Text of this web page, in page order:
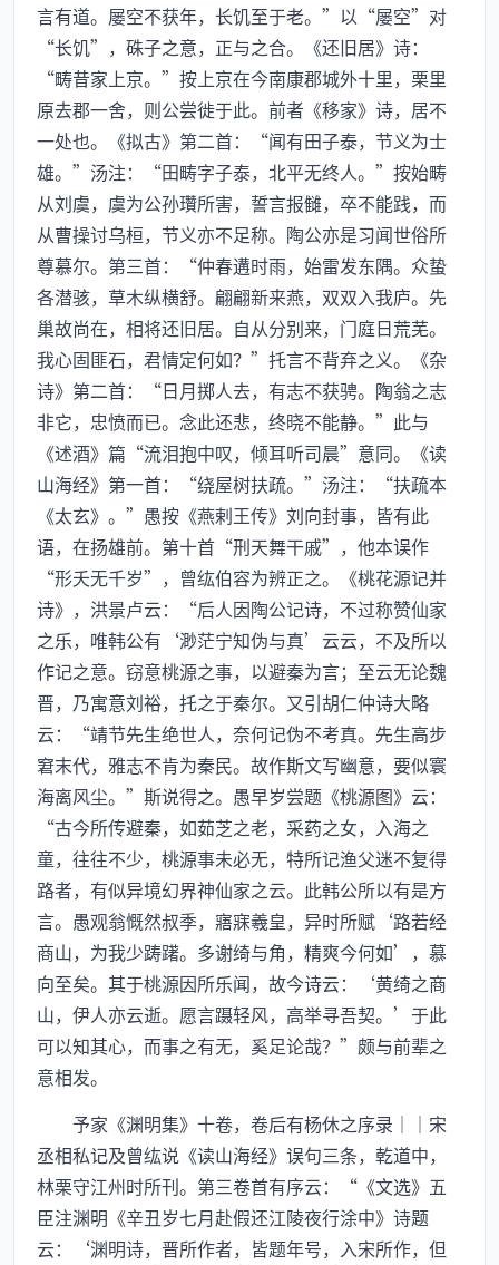
言有道。屡空不获年，长饥至于老。”以“屡空”对
“长饥”，硃子之意，正与之合。《还旧居》诗：
“畴昔家上京。”按上京在今南康郡城外十里，栗里
原去郡一舍，则公尝徙于此。前者《移家》诗，居不
一处也。《拟古》第二首：“闻有田子泰，节义为士
雄。”汤注：“田畴字子泰，北平无终人。”按始畴
从刘虞，虞为公孙瓚所害，誓言报雠，卒不能践，而
从曹操讨乌桓，节义亦不足称。陶公亦是习闻世俗所
尊慕尔。第三首：“仲春遘时雨，始雷发东隅。众蛰
各潜骇，草木纵横舒。翩翩新来燕，双双入我庐。先
巢故尚在，相将还旧居。自从分别来，门庭日荒芜。
我心固匪石，君情定何如？”托言不背弃之义。《杂
诗》第二首：“日月掷人去，有志不获骋。陶翁之志
非它，忠愤而已。念此还悲，终晓不能静。”此与
《述酒》篇“流泪抱中叹，倾耳听司晨”意同。《读
山海经》第一首：“绕屋树扶疏。”汤注：“扶疏本
《太玄》。”愚按《燕剌王传》刘向封事，皆有此
语，在扬雄前。第十首“刑天舞干戚”，他本误作
“形夭无千岁”，曾纮伯容为辨正之。《桃花源记并
诗》，洪景卢云：“后人因陶公记诗，不过称赞仙家
之乐，唯韩公有‘渺茫宁知伪与真’云云，不及所以
作记之意。窃意桃源之事，以避秦为言；至云无论魏
晋，乃寓意刘裕，托之于秦尔。又引胡仁仲诗大略
云：“靖节先生绝世人，奈何记伪不考真。先生高步
窘末代，雅志不肯为秦民。故作斯文写幽意，要似寰
海离风尘。”斯说得之。愚早岁尝题《桃源图》云：
“古今所传避秦，如茹芝之老，采药之女，入海之
童，往往不少，桃源事未必无，特所记渔父迷不复得
路者，有似异境幻界神仙家之云。此韩公所以有是方
言。愚观翁慨然叔季，寤寐羲皇，异时所赋‘路若经
商山，为我少踌躇。多谢绮与角，精爽今何如’，慕
向至矣。其于桃源因所乐闻，故今诗云：‘黄绮之商
山，伊人亦云逝。愿言蹑轻风，高举寻吾契。’于此
可以知其心，而事之有无，奚足论哉？”颇与前辈之
意相发。
予家《渊明集》十卷，卷后有杨休之序录｜｜宋
丞相私记及曾纮说《读山海经》误句三条，乾道中，
林栗守江州时所刊。第三卷首有序云：“《文选》五
臣注渊明《辛丑岁七月赴假还江陵夜行涂中》诗题
云：‘渊明诗，晋所作者，皆题年号，入宋所作，但